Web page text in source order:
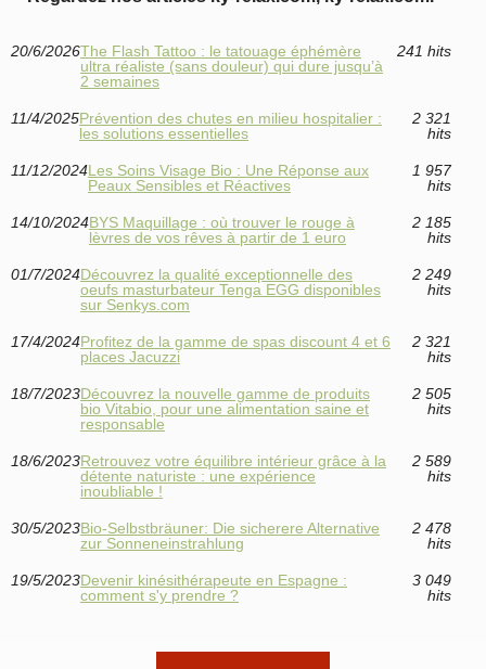
20/6/2026The Flash Tattoo : le tatouage éphémère
ultra réaliste (sans douleur) qui dure jusqu’à
2 semaines
241 hits
11/4/2025Prévention des chutes en milieu hospitalier :
les solutions essentielles
2 321
hits
11/12/2024Les Soins Visage Bio : Une Réponse aux
Peaux Sensibles et Réactives
1 957
hits
14/10/2024BYS Maquillage : où trouver le rouge à
lèvres de vos rêves à partir de 1 euro
2 185
hits
01/7/2024Découvrez la qualité exceptionnelle des
oeufs masturbateur Tenga EGG disponibles
sur Senkys.com
2 249
hits
17/4/2024Profitez de la gamme de spas discount 4 et 6
places Jacuzzi
2 321
hits
18/7/2023Découvrez la nouvelle gamme de produits
bio Vitabio, pour une alimentation saine et
responsable
2 505
hits
18/6/2023Retrouvez votre équilibre intérieur grâce à la
détente naturiste : une expérience
inoubliable !
2 589
hits
30/5/2023Bio-Selbstbräuner: Die sicherere Alternative
zur Sonneneinstrahlung
2 478
hits
19/5/2023Devenir kinésithérapeute en Espagne :
comment s'y prendre ?
3 049
hits